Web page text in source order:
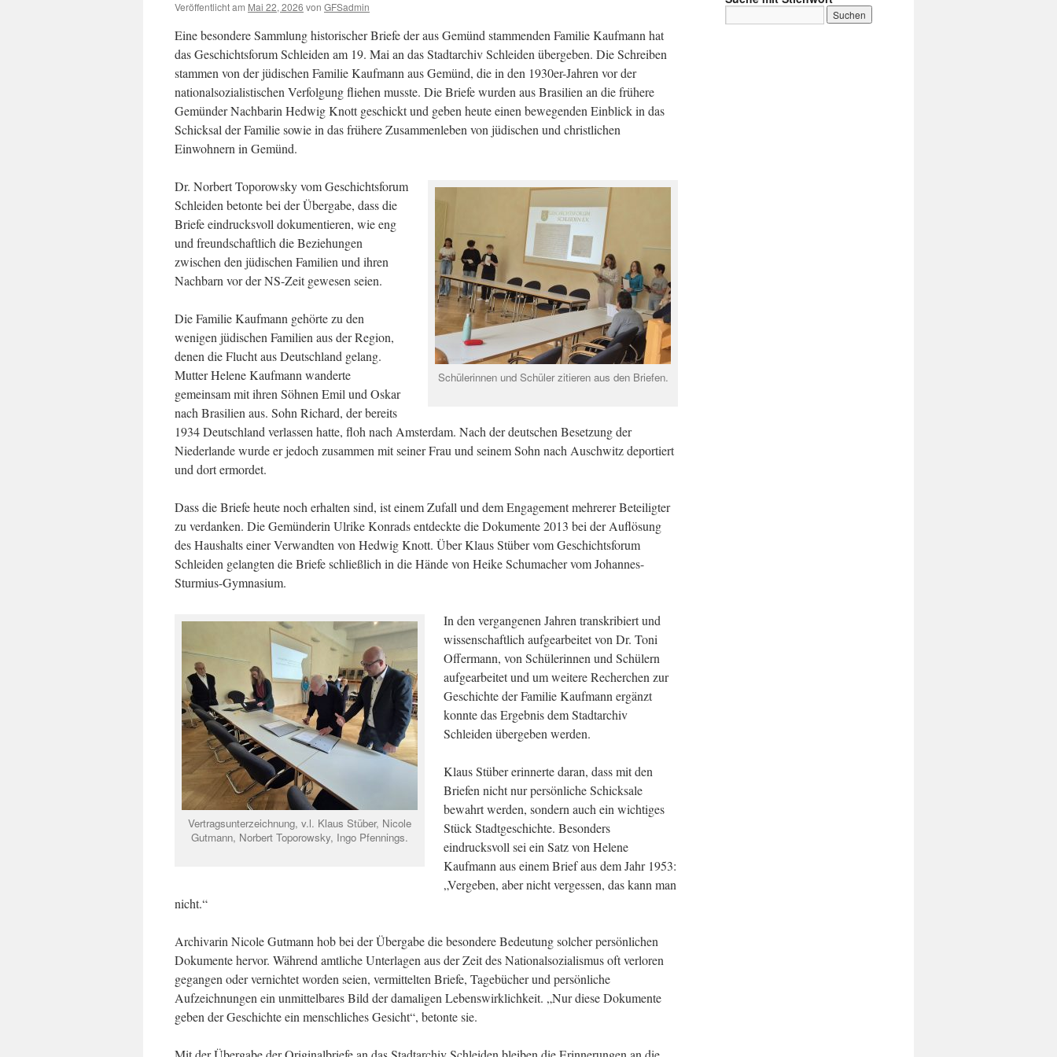
Veröffentlicht am Mai 22, 2026 von GFSadmin
Eine besondere Sammlung historischer Briefe der aus Gemünd stammenden Familie Kaufmann hat
das Geschichtsforum Schleiden am 19. Mai an das Stadtarchiv Schleiden übergeben. Die Schreiben
stammen von der jüdischen Familie Kaufmann aus Gemünd, die in den 1930er-Jahren vor der
nationalsozialistischen Verfolgung fliehen musste. Die Briefe wurden aus Brasilien an die frühere
Gemünder Nachbarin Hedwig Knott geschickt und geben heute einen bewegenden Einblick in das
Schicksal der Familie sowie in das frühere Zusammenleben von jüdischen und christlichen
Einwohnern in Gemünd.
Schülerinnen und Schüler zitieren aus den Briefen.
Dr. Norbert Toporowsky vom Geschichtsforum
Schleiden betonte bei der Übergabe, dass die
Briefe eindrucksvoll dokumentieren, wie eng
und freundschaftlich die Beziehungen
zwischen den jüdischen Familien und ihren
Nachbarn vor der NS-Zeit gewesen seien.
Die Familie Kaufmann gehörte zu den
wenigen jüdischen Familien aus der Region,
denen die Flucht aus Deutschland gelang.
Mutter Helene Kaufmann wanderte
gemeinsam mit ihren Söhnen Emil und Oskar
nach Brasilien aus. Sohn Richard, der bereits
1934 Deutschland verlassen hatte, floh nach Amsterdam. Nach der deutschen Besetzung der
Niederlande wurde er jedoch zusammen mit seiner Frau und seinem Sohn nach Auschwitz deportiert
und dort ermordet.
Dass die Briefe heute noch erhalten sind, ist einem Zufall und dem Engagement mehrerer Beteiligter
zu verdanken. Die Gemünderin Ulrike Konrads entdeckte die Dokumente 2013 bei der Auflösung
des Haushalts einer Verwandten von Hedwig Knott. Über Klaus Stüber vom Geschichtsforum
Schleiden gelangten die Briefe schließlich in die Hände von Heike Schumacher vom Johannes-
Sturmius-Gymnasium.
Vertragsunterzeichnung, v.l. Klaus Stüber, Nicole
Gutmann, Norbert Toporowsky, Ingo Pfennings.
In den vergangenen Jahren transkribiert und
wissenschaftlich aufgearbeitet von Dr. Toni
Offermann, von Schülerinnen und Schülern
aufgearbeitet und um weitere Recherchen zur
Geschichte der Familie Kaufmann ergänzt
konnte das Ergebnis dem Stadtarchiv
Schleiden übergeben werden.
Klaus Stüber erinnerte daran, dass mit den
Briefen nicht nur persönliche Schicksale
bewahrt werden, sondern auch ein wichtiges
Stück Stadtgeschichte. Besonders
eindrucksvoll sei ein Satz von Helene
Kaufmann aus einem Brief aus dem Jahr 1953:
„Vergeben, aber nicht vergessen, das kann man
nicht.“
Archivarin Nicole Gutmann hob bei der Übergabe die besondere Bedeutung solcher persönlichen
Dokumente hervor. Während amtliche Unterlagen aus der Zeit des Nationalsozialismus oft verloren
gegangen oder vernichtet worden seien, vermittelten Briefe, Tagebücher und persönliche
Aufzeichnungen ein unmittelbares Bild der damaligen Lebenswirklichkeit. „Nur diese Dokumente
geben der Geschichte ein menschliches Gesicht“, betonte sie.